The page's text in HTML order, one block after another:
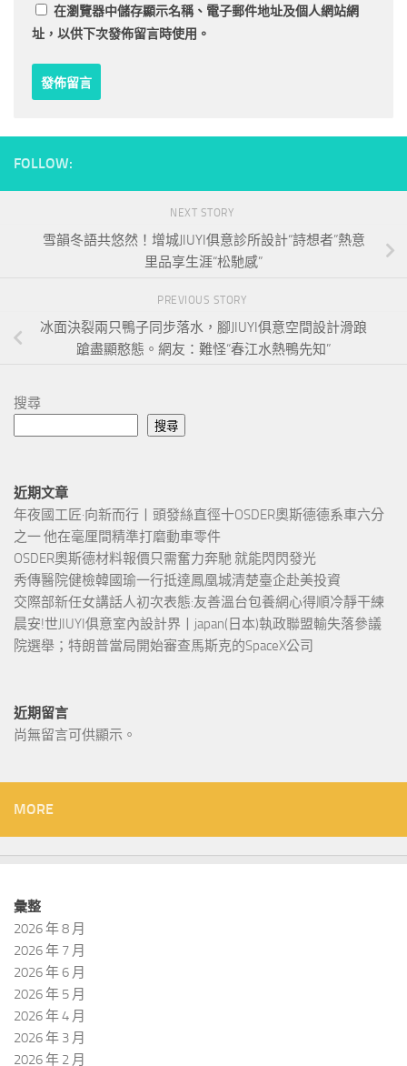
在瀏覽器中儲存顯示名稱、電子郵件地址及個人網站網
址，以供下次發佈留言時使用。
FOLLOW:
NEXT STORY
雪韻冬語共悠然！增城JIUYI俱意診所設計“詩想者”熱意
里品享生涯“松馳感”
PREVIOUS STORY
冰面決裂兩只鴨子同步落水，腳JIUYI俱意空間設計滑踉
蹌盡顯憨態。網友：難怪“春江水熱鴨先知”
搜尋
搜尋
近期文章
年夜國工匠·向新而行丨頭發絲直徑十OSDER奧斯德德系車六分
之一 他在毫厘間精準打磨動車零件
OSDER奧斯德材料報價只需奮力奔馳 就能閃閃發光
秀傳醫院健檢韓國瑜一行抵達鳳凰城清楚臺企赴美投資
交際部新任女講話人初次表態:友善溫台包養網心得順冷靜干練
晨安!世JIUYI俱意室內設計界丨japan(日本)執政聯盟輸失落參議
院選舉；特朗普當局開始審查馬斯克的SpaceX公司
近期留言
尚無留言可供顯示。
MORE
彙整
2026 年 8 月
2026 年 7 月
2026 年 6 月
2026 年 5 月
2026 年 4 月
2026 年 3 月
2026 年 2 月